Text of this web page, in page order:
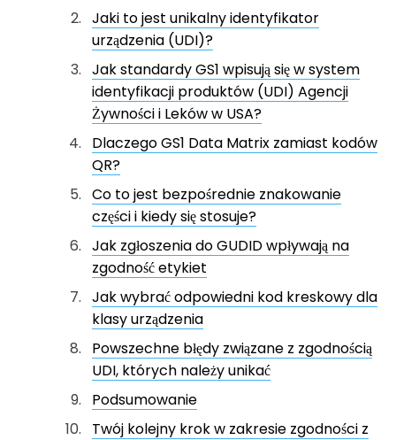
Jaki to jest unikalny identyfikator
urządzenia (UDI)?
Jak standardy GS1 wpisują się w system
identyfikacji produktów (UDI) Agencji
Żywności i Leków w USA?
Dlaczego GS1 Data Matrix zamiast kodów
QR?
Co to jest bezpośrednie znakowanie
części i kiedy się stosuje?
Jak zgłoszenia do GUDID wpływają na
zgodność etykiet
Jak wybrać odpowiedni kod kreskowy dla
klasy urządzenia
Powszechne błędy związane z zgodnością
UDI, których należy unikać
Podsumowanie
Twój kolejny krok w zakresie zgodności z